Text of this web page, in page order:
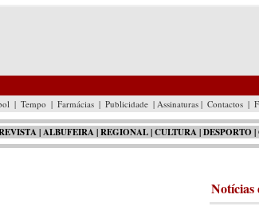
| Tempo | Farmácias | Publicidade | Assinaturas | Contactos |
|ALBUFEIRA|REGIONAL|CULTURA|DESPORTO |
Notícias